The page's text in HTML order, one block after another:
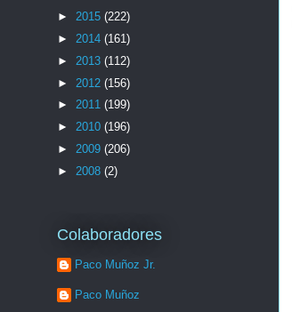
► 2015 (222)
► 2014 (161)
► 2013 (112)
► 2012 (156)
► 2011 (199)
► 2010 (196)
► 2009 (206)
► 2008 (2)
Colaboradores
Paco Muñoz Jr.
Paco Muñoz